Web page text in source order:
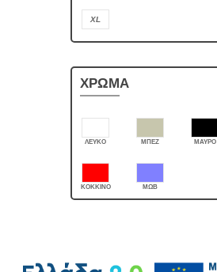
XL
ΧΡΩΜΑ
ΛΕΥΚΟ ΜΠΕΖ ΜΑΥΡΟ
ΚΟΚΚΙΝΟ ΜΩΒ